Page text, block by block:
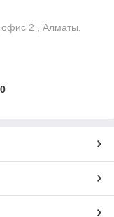
2 , Алматы,